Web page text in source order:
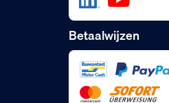
Betaalwijzen